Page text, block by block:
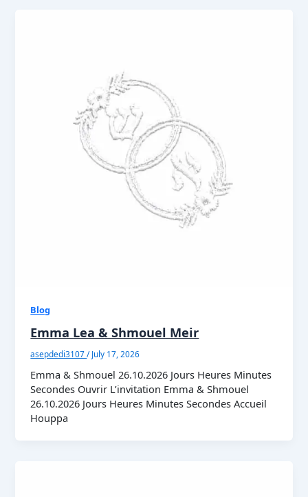
Blog
Emma Lea & Shmouel Meir
asepdedi3107/July 17, 2026
Emma & Shmouel 26.10.2026 Jours Heures Minutes
Secondes Ouvrir L’invitation Emma & Shmouel
26.10.2026 Jours Heures Minutes Secondes Accueil
Houppa